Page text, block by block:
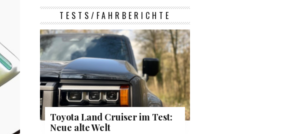
TESTS/FAHRBERICHTE
Toyota Land Cruiser im Test:
Neue alte Welt